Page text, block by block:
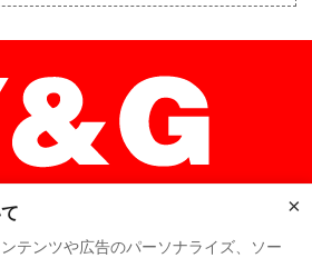
テンツや広告のパーソナライズ、ソー
×